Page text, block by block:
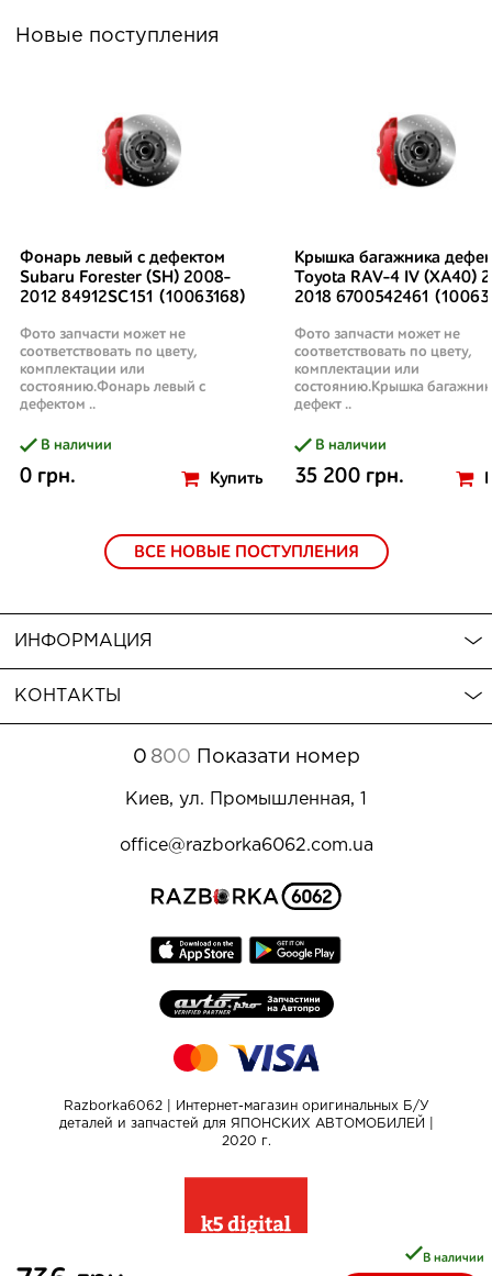
В наличии
Новые поступления
Фонарь левый с дефектом
Subaru Forester (SH) 2008-
2012 84912SC151 (10063168)
Фото запчасти может не
соответствовать по цвету,
комплектации или
состоянию.Фонарь левый с
дефектом ..
В наличии
0 грн. Купить
Крышка багажника
Toyota RAV-4 IV (XA40)
2018 6700542461
Фото запчасти может не
соответствовать по цвету,
комплектации или
состоянию.Крышка
дефект ..
В наличии
35 200 грн.
ВСЕ НОВЫЕ ПОСТУПЛЕНИЯ
ИНФОРМАЦИЯ
КОНТАКТЫ
0 800 Показати номер
Киев, ул. Промышленная, 1
office@razborka6062.com.ua
Razborka6062 | Интернет-магазин оригинальных Б/У
деталей и запчастей для ЯПОНСКИХ АВТОМОБИЛЕЙ |
2020 г.